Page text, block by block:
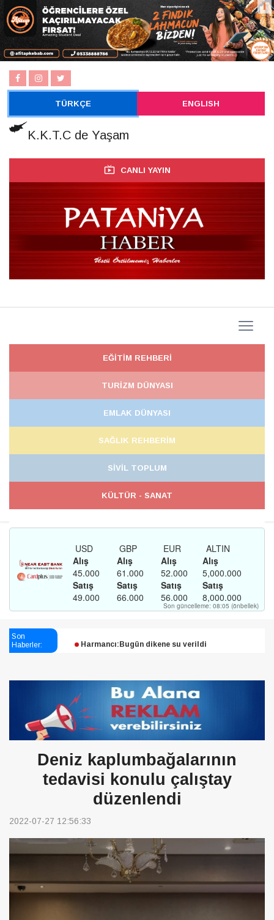
TÜRKÇE ENGLISH
K.K.T.C de Yaşam
CANLI YAYIN
EĞİTİM REHBERİ
TURİZM DÜNYASI
EMLAK DÜNYASI
SAĞLIK REHBERİM
SİVİL TOPLUM
KÜLTÜR - SANAT
Son
Haberler:
Esendağlı:Adıyaman’daki süreç sona erdi, hukuk
Harmancı:Bugün dikene su verildi
Derneği:Vicdanlarınız tutsak, kalemleriniz esir
Deniz kaplumbağalarının
tedavisi konulu çalıştay
düzenlendi
2022-07-27 12:56:33